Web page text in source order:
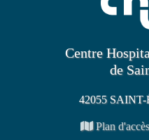
Centre
de
42055
Plan